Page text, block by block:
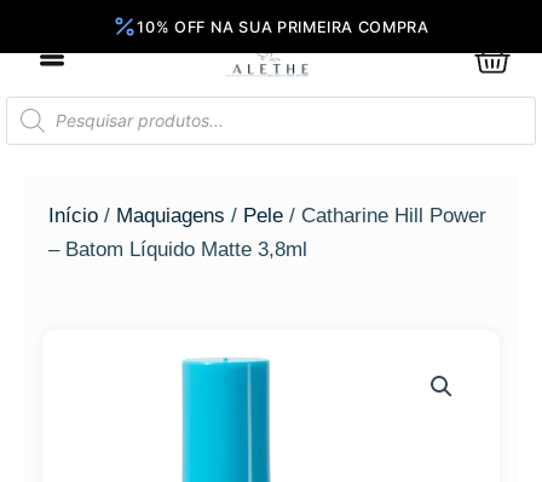
conteúdo
Pesquisar
produtos
Início / Maquiagens / Pele / Catharine Hill Power
– Batom Líquido Matte 3,8ml